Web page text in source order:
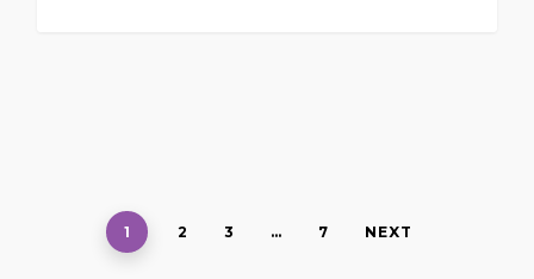
1 2 3 … 7 NEXT